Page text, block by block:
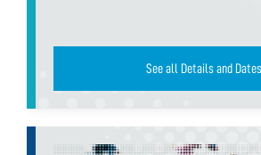
See all Details and Dates